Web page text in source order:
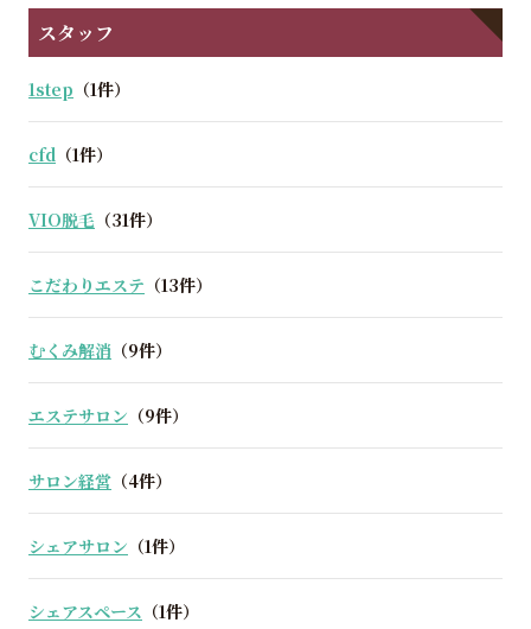
スタッフ
1step （1件）
cfd （1件）
VIO脱毛 （31件）
こだわりエステ （13件）
むくみ解消 （9件）
エステサロン （9件）
サロン経営 （4件）
シェアサロン （1件）
シェアスペース （1件）